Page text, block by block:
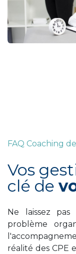
FAQ Coaching
Vos
clé de
Ne laissez
problème
réalité des CPE